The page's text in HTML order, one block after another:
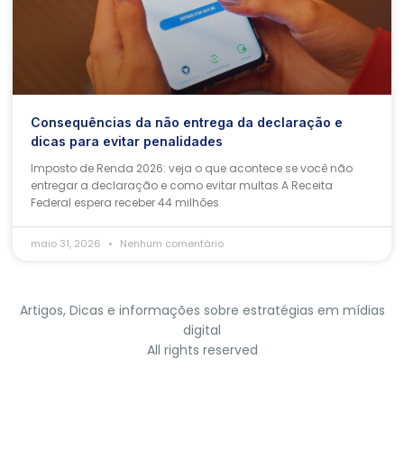
Consequências da não entrega da declaração e
dicas para evitar penalidades
Imposto de Renda 2026: veja o que acontece se você não
entregar a declaração e como evitar multas A Receita
Federal espera receber 44 milhões
maio 31, 2026 Nenhum comentário
Artigos, Dicas e informações sobre estratégias em mídias
digital
All rights reserved